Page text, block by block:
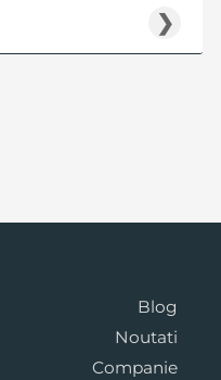
❯
Blog
Noutati
Companie